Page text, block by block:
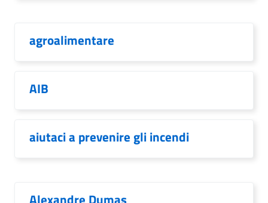
agroalimentare
AIB
aiutaci a prevenire gli incendi